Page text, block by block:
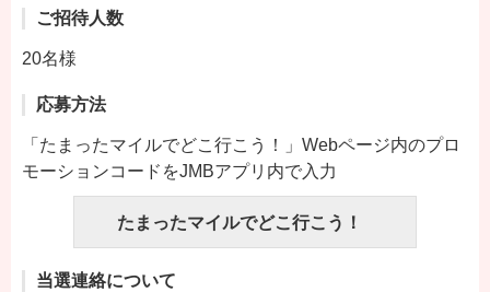
ご招待人数
20名様
応募方法
「たまったマイルでどこ行こう！」Webページ内のプロ
モーションコードをJMBアプリ内で入力
たまったマイルでどこ行こう！
当選連絡について